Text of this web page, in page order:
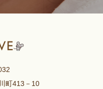
町413－10